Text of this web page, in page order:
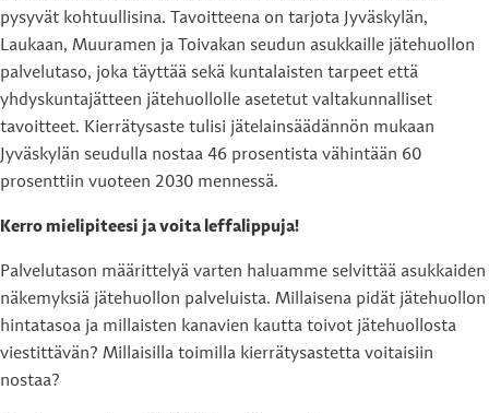
pysyvät kohtuullisina. Tavoitteena on tarjota Jyväskylän,
Laukaan, Muuramen ja Toivakan seudun asukkaille jätehuollon
palvelutaso, joka täyttää sekä kuntalaisten tarpeet että
yhdyskuntajätteen jätehuollolle asetetut valtakunnalliset
tavoitteet. Kierrätysaste tulisi jätelainsäädännön mukaan
Jyväskylän seudulla nostaa 46 prosentista vähintään 60
prosenttiin vuoteen 2030 mennessä.
Kerro mielipiteesi ja voita leffalippuja!
Palvelutason määrittelyä varten haluamme selvittää asukkaiden
näkemyksiä jätehuollon palveluista. Millaisena pidät jätehuollon
hintatasoa ja millaisten kanavien kautta toivot jätehuollosta
viestittävän? Millaisilla toimilla kierrätysastetta voitaisiin
nostaa?